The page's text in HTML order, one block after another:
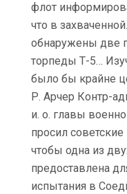
флот
что в
обнаружены две
торпеды Т-5…
было бы крайне
Р. Арчер Контр-
и. о. главы
просил
чтобы одна из
предоставлена
испытания в